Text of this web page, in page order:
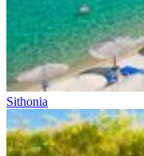
Sithonia